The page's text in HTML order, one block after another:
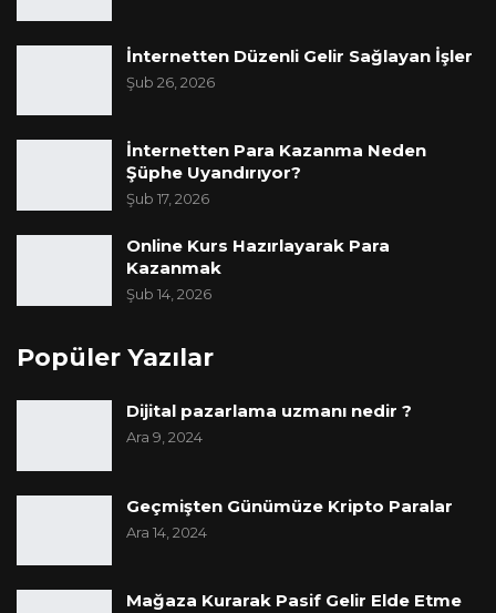
İnternetten Düzenli Gelir Sağlayan İşler
Şub 26, 2026
İnternetten Para Kazanma Neden
Şüphe Uyandırıyor?
Şub 17, 2026
Online Kurs Hazırlayarak Para
Kazanmak
Şub 14, 2026
Popüler Yazılar
Dijital pazarlama uzmanı nedir ?
Ara 9, 2024
Geçmişten Günümüze Kripto Paralar
Ara 14, 2024
Mağaza Kurarak Pasif Gelir Elde Etme